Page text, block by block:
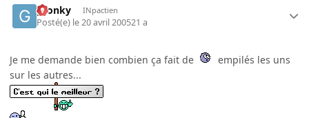
gronky INpactien
Posté(e) le 20 avril 200521 a
Je me demande bien combien ça fait de
empilés les uns
sur les autres...